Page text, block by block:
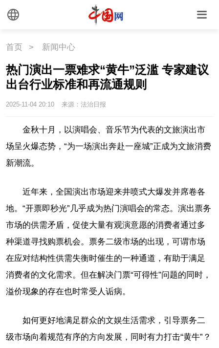
首页 > 新闻中心
热门演出一票难求“黄牛”泛滥 专家建议
出台行业标准和再流通规则
2025-11-04 20:10 来源：法治日报
金秋十月，以演唱会、音乐节为代表的文旅演出市
场呈火爆态势，“为一场演出奔赴一座城”正成为文旅消费
新潮流。
近年来，全国演出市场迎来井喷式大爆发并席卷各
地。“开票即秒光”几乎成为热门演唱会的常态。演出票务
市场的供需矛盾，促使大量有观演意愿的消费者通过多
种渠道寻找购票机会。票务二级市场的出现，可谓市场
在应对结构性供需失衡时催生的一种通道，有助于满足
消费者的文化需求。但在解决门票“可得性”问题的同时，
溢价现象的存在也时常受人诟病。
如何更好地满足群众的文娱生活需求，引导票务二
级市场向着规范有序的方向发展，同时有力打击“黄牛”？